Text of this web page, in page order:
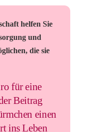
helfen Sie
und
die sie
für eine
Beitrag
einen
ins Leben